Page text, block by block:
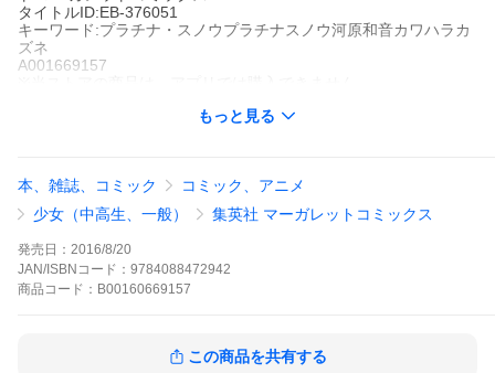
タイトルID:EB-376051
キーワード:プラチナ・スノウプラチナスノウ河原和音カワハラカ
ズネ
A001669157
友人の絵美子達とスキーに来た貴枝。そこには、貴枝をフッた小
野も偶然に来ていた!! また、絵美子も、ずっと好きだった幼なじ
みの直に再会する。しかし、直には彼女がいて…!? 【同時収録】
キロロ取材(スキー)レポート/魔女にご用心
プラチナ・スノウの作品をもっと見る
もっと見る
本、雑誌、コミック
コミック、アニメ
少女（中高生、一般）
集英社 マーガレットコミックス
発売日： 2016/8/20
JAN/ISBNコード： 9784088472942
商品 コード： B00160669157
この商品を共有する